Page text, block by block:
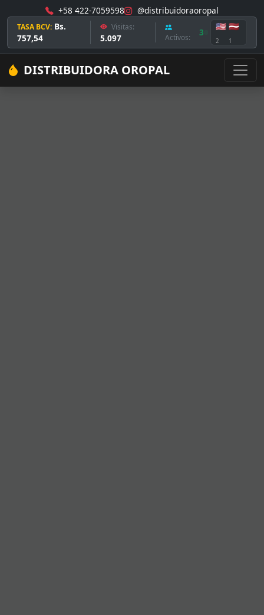
+58 422-7059598 @distribuidoraoropal
TASA BCV: Bs.
757,54
Visitas:
5.097 Activos: 3
🇺🇸
2
🇱🇻
1
DISTRIBUIDORA OROPAL